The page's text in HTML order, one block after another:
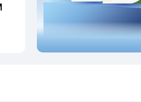
Máy xông khí dung Beurer
2.160.000đ